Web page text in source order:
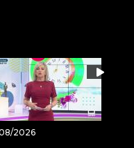
2026